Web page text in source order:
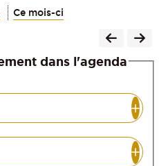
Ce mois-ci
dans l'agenda